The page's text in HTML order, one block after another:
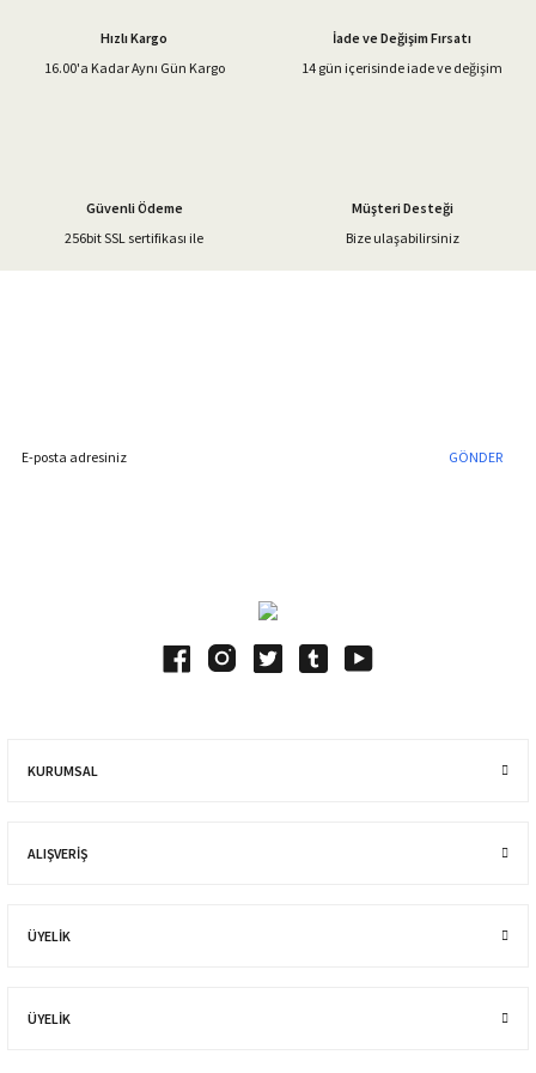
Ürün bilgilerinde hatalar bulunuyor.
Gönder
Hızlı Kargo
16.00'a Kadar Aynı Gün Kargo
İade ve Değişim Fırsatı
14 gün içerisinde iade ve değişim
Güvenli Ödeme
256bit SSL sertifikası ile
Müşteri Desteği
Bize ulaşabilirsiniz
GÖNDER
KURUMSAL
ALIŞVERIŞ
ÜYELİK
ÜYELİK